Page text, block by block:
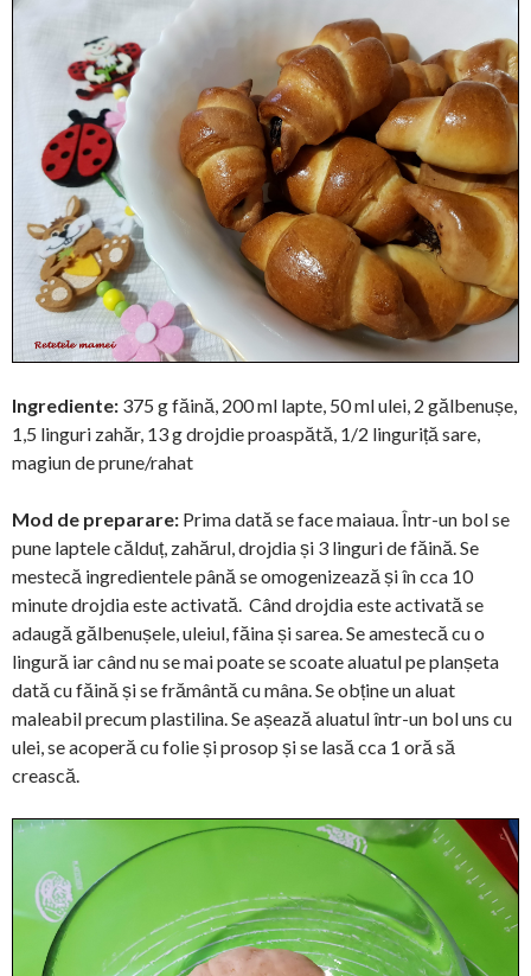
Ingrediente: 375 g făină, 200 ml lapte, 50 ml ulei, 2 gălbenușe,
1,5 linguri zahăr, 13 g drojdie proaspătă, 1/2 linguriță sare,
magiun de prune/rahat
Mod de preparare: Prima dată se face maiaua. Într-un bol se
pune laptele călduț, zahărul, drojdia și 3 linguri de făină. Se
mestecă ingredientele până se omogenizează și în cca 10
minute drojdia este activată. Când drojdia este activată se
adaugă gălbenușele, uleiul, făina și sarea. Se amestecă cu o
lingură iar când nu se mai poate se scoate aluatul pe planșeta
dată cu făină și se frământă cu mâna. Se obține un aluat
maleabil precum plastilina. Se așează aluatul într-un bol uns cu
ulei, se acoperă cu folie și prosop și se lasă cca 1 oră să
crească.